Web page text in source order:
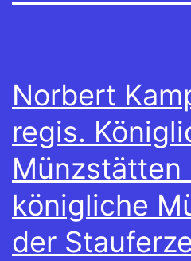
Norbert
regis.
Münzstätten
königliche
der